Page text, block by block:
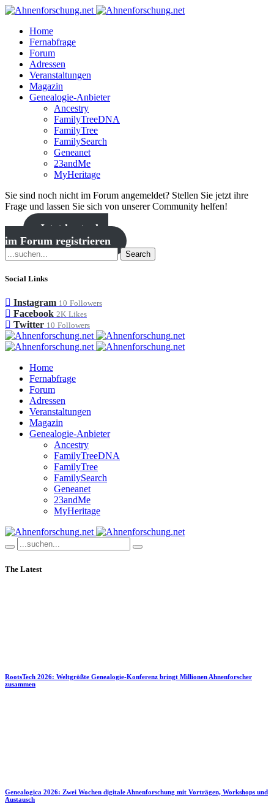
Home
Fernabfrage
Forum
Adressen
Veranstaltungen
Magazin
Genealogie-Anbieter
Ancestry
FamilyTreeDNA
FamilyTree
FamilySearch
Geneanet
23andMe
MyHeritage
Sie sind noch nicht im Forum angemeldet? Stellen Sie jetzt ihre
Frage und lassen Sie sich von unserer Community helfen!
Jetzt kostenlos
im Forum registrieren
Search
Social Links
Instagram 10 Followers
Facebook 2K Likes
Twitter 10 Followers
Home
Fernabfrage
Forum
Adressen
Veranstaltungen
Magazin
Genealogie-Anbieter
Ancestry
FamilyTreeDNA
FamilyTree
FamilySearch
Geneanet
23andMe
MyHeritage
The Latest
RootsTech 2026: Weltgrößte Genealogie-Konferenz bringt Millionen Ahnenforscher
zusammen
Genealogica 2026: Zwei Wochen digitale Ahnenforschung mit Vorträgen, Workshops und
Austausch